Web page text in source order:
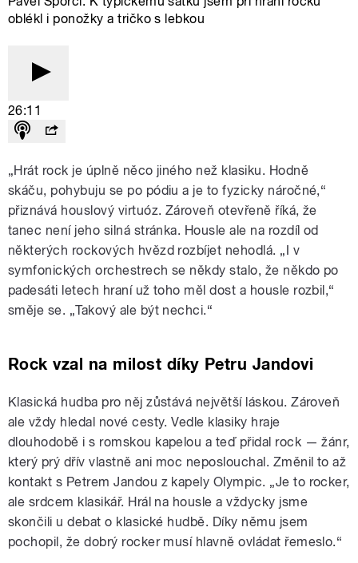
oblékl i ponožky a tričko s lebkou
26:11
„Hrát rock je úplně něco jiného než klasiku. Hodně
skáču, pohybuju se po pódiu a je to fyzicky náročné,“
přiznává houslový virtuóz. Zároveň otevřeně říká, že
tanec není jeho silná stránka. Housle ale na rozdíl od
některých rockových hvězd rozbíjet nehodlá. „I v
symfonických orchestrech se někdy stalo, že někdo po
padesáti letech hraní už toho měl dost a housle rozbil,“
směje se. „Takový ale být nechci.“
Rock vzal na milost díky Petru Jandovi
Klasická hudba pro něj zůstává největší láskou. Zároveň
ale vždy hledal nové cesty. Vedle klasiky hraje
dlouhodobě i s romskou kapelou a teď přidal rock — žánr,
který prý dřív vlastně ani moc neposlouchal. Změnil to až
kontakt s Petrem Jandou z kapely Olympic. „Je to rocker,
ale srdcem klasikář. Hrál na housle a vždycky jsme
skončili u debat o klasické hudbě. Díky němu jsem
pochopil, že dobrý rocker musí hlavně ovládat řemeslo.“